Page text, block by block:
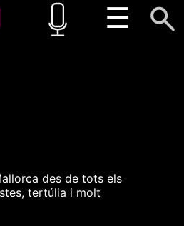
☰
des de tots els
tertúlia i molt